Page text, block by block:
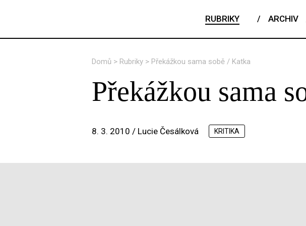
RUBRIKY / ARCHIV
Domů > Rubriky > Překážkou sama sobě / Katka
Překážkou sama
8. 3. 2010 / Lucie Česálková KRITIKA